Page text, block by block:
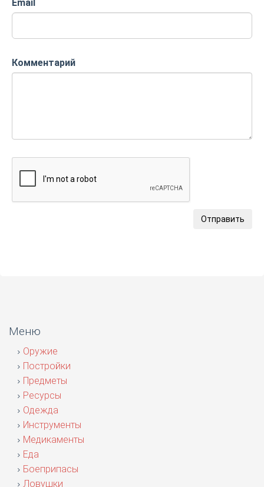
Email
Комментарий
Отправить
Меню
Оружие
Постройки
Предметы
Ресурсы
Одежда
Инструменты
Медикаменты
Еда
Боеприпасы
Ловушки